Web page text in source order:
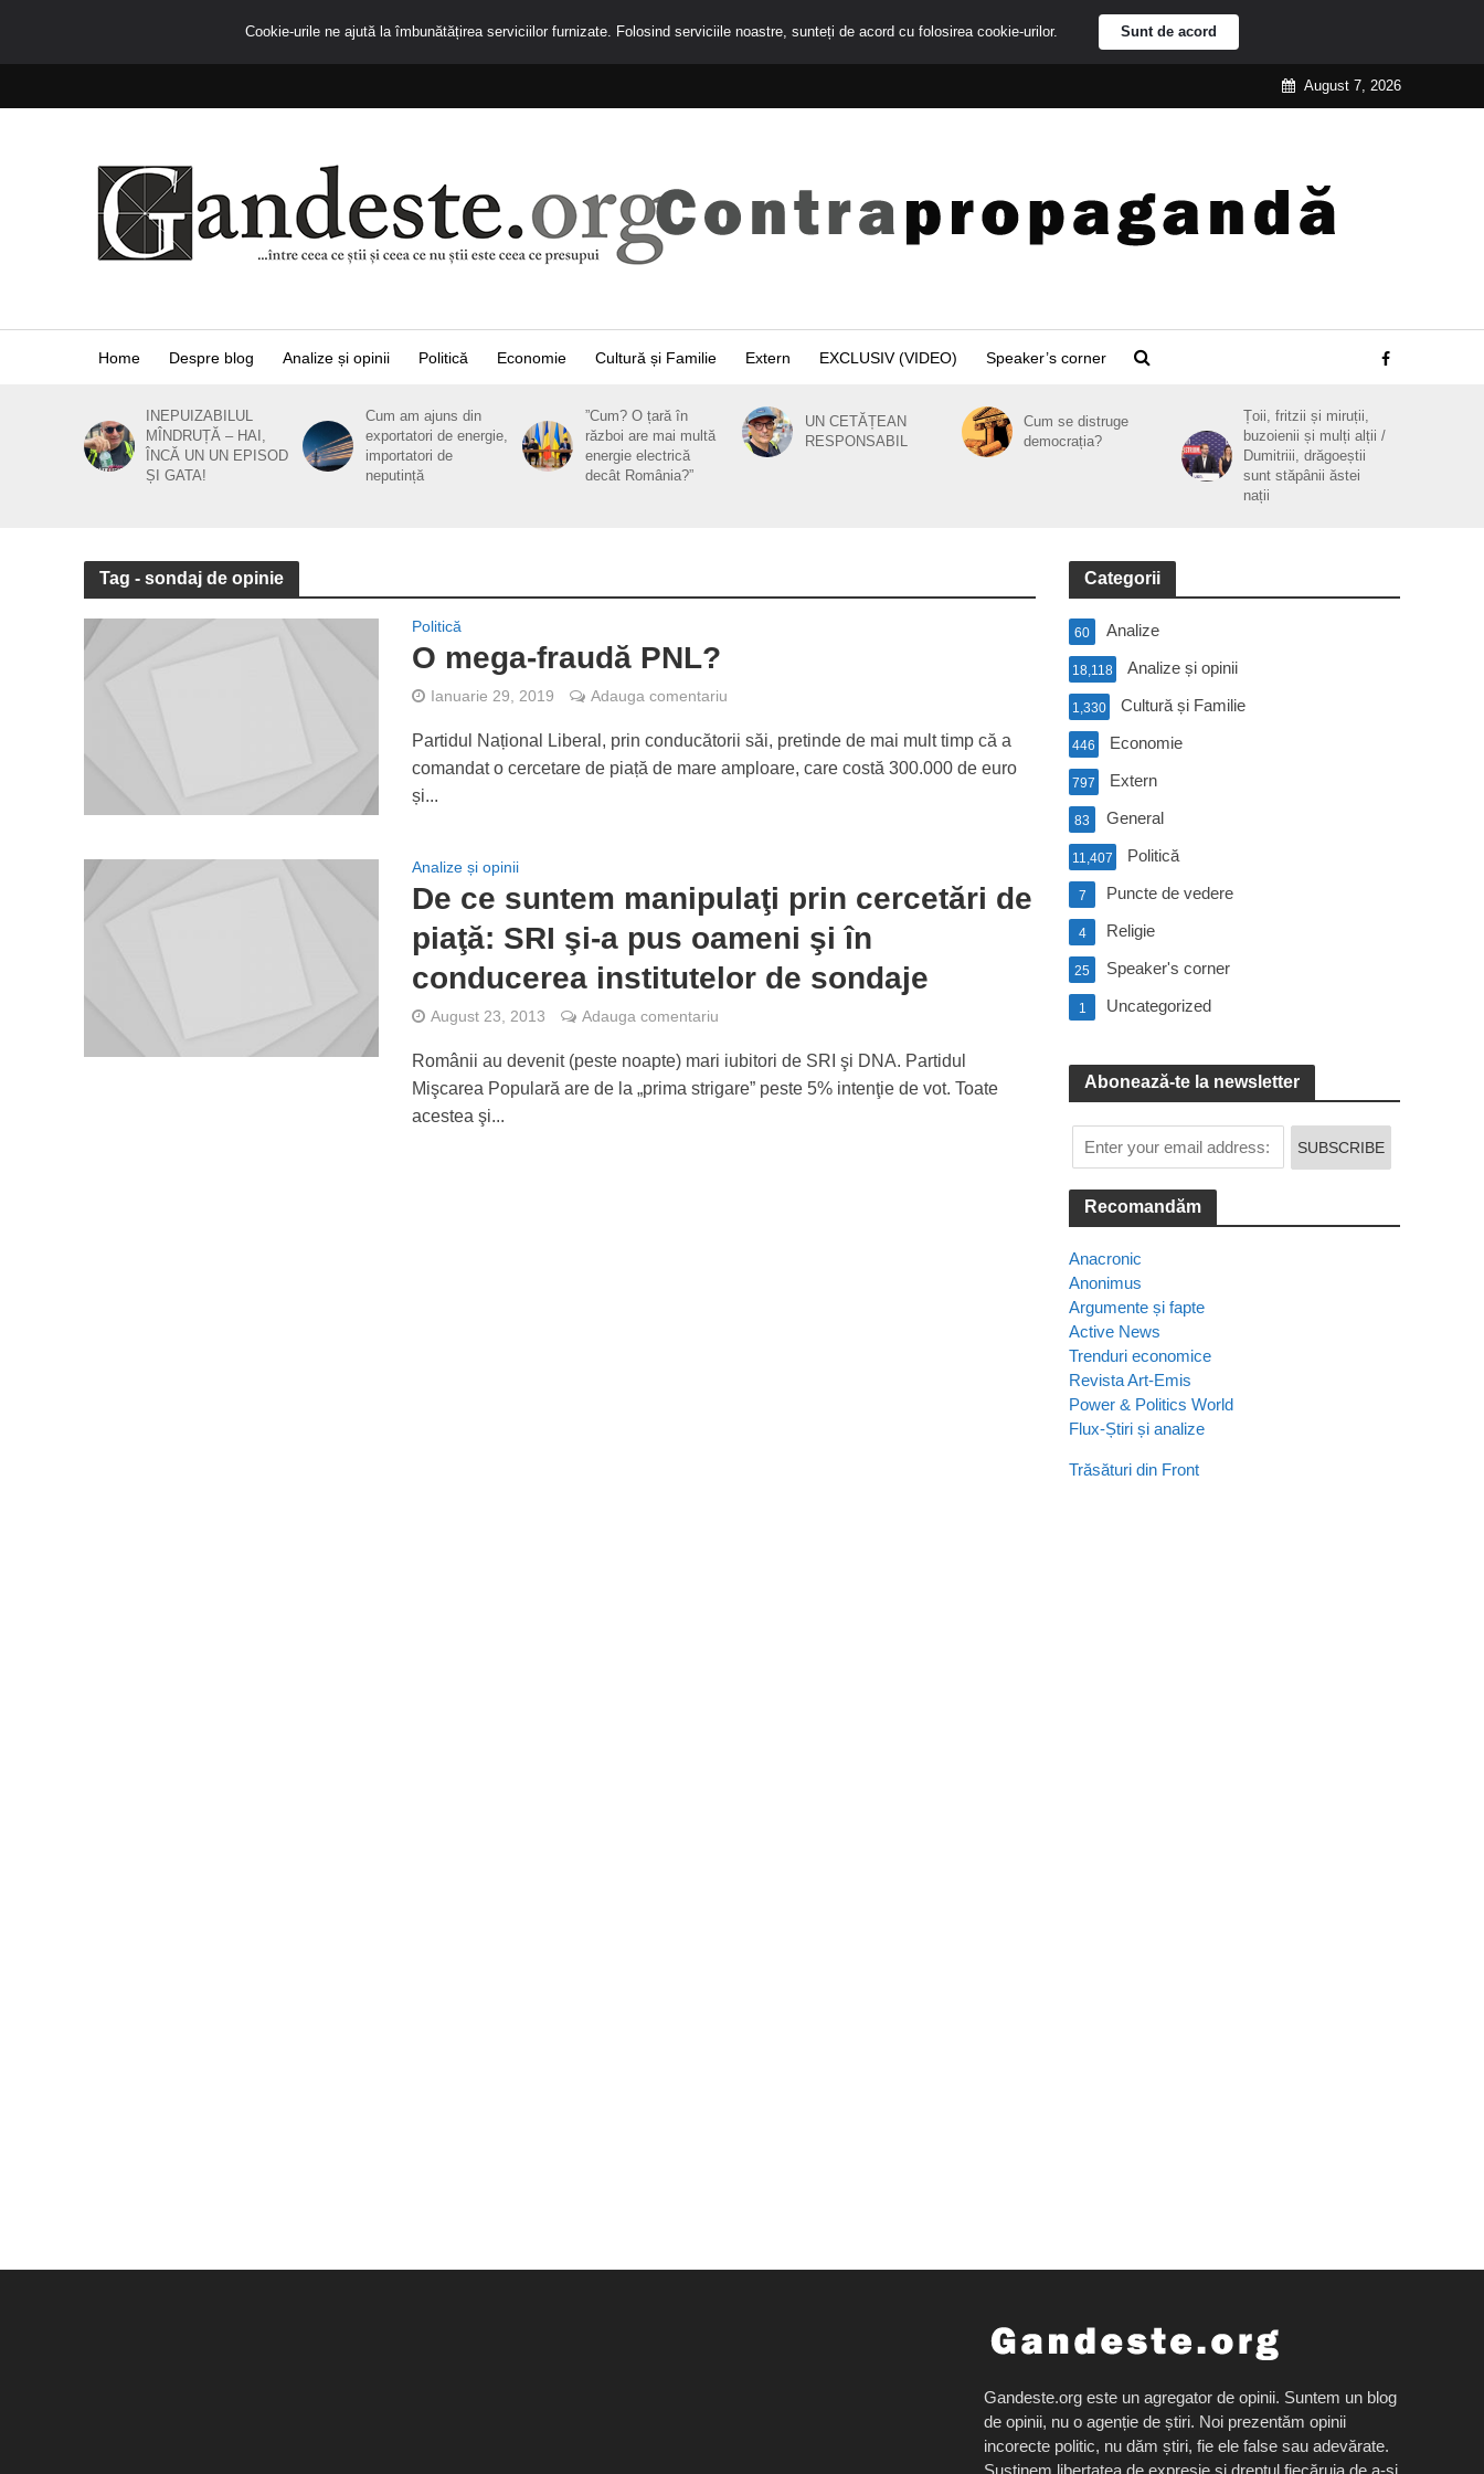
August 7, 2026
Home Despre blog Analize și opinii Politică Economie Cultură și Familie Extern EXCLUSIV (VIDEO) Speaker’s corner
INEPUIZABILUL
MÎNDRUȚĂ – HAI,
ÎNCĂ UN UN EPISOD
ȘI GATA!
Cum am ajuns din
exportatori de energie,
importatori de
neputință
”Cum? O țară în
război are mai multă
energie electrică
decât România?”
UN CETĂȚEAN
RESPONSABIL
Cum se distruge
democrația?
Țoii, fritzii și miruții,
buzoienii și mulți alții /
Dumitriii, drăgoeștii
sunt stăpânii ăstei
nații
Tag - sondaj de opinie
Politică
O mega-fraudă PNL?
Ianuarie 29, 2019 Adauga comentariu
Partidul Național Liberal, prin conducătorii săi, pretinde de mai mult timp că a
comandat o cercetare de piață de mare amploare, care costă 300.000 de euro
și...
Analize și opinii
De ce suntem manipulaţi prin cercetări de
piaţă: SRI şi-a pus oameni şi în
conducerea institutelor de sondaje
August 23, 2013 Adauga comentariu
Românii au devenit (peste noapte) mari iubitori de SRI şi DNA. Partidul
Mişcarea Populară are de la „prima strigare” peste 5% intenţie de vot. Toate
acestea şi...
Categorii
Analize
60
Analize și opinii
18,118
Cultură și Familie
1,330
Economie
446
Extern
797
General
83
Politică
11,407
Puncte de vedere
7
Religie
4
Speaker's corner
25
Uncategorized
1
Abonează-te la newsletter
Recomandăm
Anacronic
Anonimus
Argumente și fapte
Active News
Trenduri economice
Revista Art-Emis
Power & Politics World
Flux-Știri și analize
Trăsături din Front
Cookie-urile ne ajută la îmbunătățirea serviciilor furnizate. Folosind serviciile noastre, sunteți de acord cu folosirea cookie-urilor. Sunt de acord
Gandeste.org este un agregator de opinii. Suntem un blog
de opinii, nu o agenție de știri. Noi prezentăm opinii
incorecte politic, nu dăm știri, fie ele false sau adevărate.
Susținem libertatea de expresie și dreptul fiecăruia de a-și